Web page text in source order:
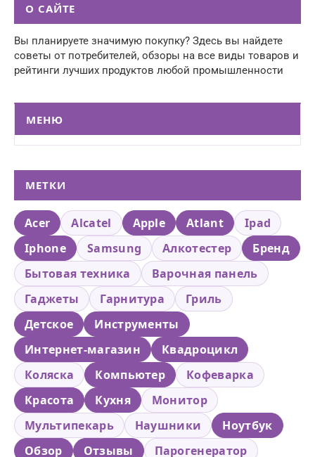
О САЙТЕ
Вы планируете значимую покупку? Здесь вы найдете
советы от потребителей, обзоры на все виды товаров и
рейтинги лучших продуктов любой промышленности
МЕНЮ
МЕТКИ
Acer Alcatel Apple Atlant
Ipad
Iphone
Samsung Алкотестер
Бренд
Бытовая техника
Варочная панель
Гаджеты
Гарнитура
Гриль
Детское
Инструменты
Интернет-магазин
Квадроцикл
Коляска
Компьютер
Кофеварка
Красота
Кухня
Монитор
Мультипекарь
Наушники
Ноутбук
Обзор
Отзывы
Парогенератор